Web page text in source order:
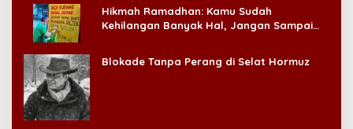
Hikmah Ramadhan: Kamu Sudah
Kehilangan Banyak Hal, Jangan Sampai
Blokade Tanpa Perang di Selat Hormuz